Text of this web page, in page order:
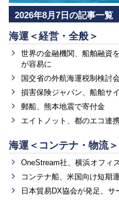
2026年8月7日の記事一覧
海運＜経営・全般＞
世界の金融機関、船舶融資
が容易に
国交省の外航海運税制検討
損害保険ジャパン、船舶サ
郵船、熊本地震で寄付金
エイトノット、都のエコ連
海運＜コンテナ・物流＞
OneStream社、横浜オフィ
コンテナ船、米国向け短期
日本貿易DX協会が発足、